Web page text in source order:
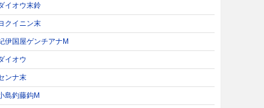
イオウ末鈴
クイニン末
伊国屋ゲンチアナM
イオウ
ンナ末
島釣藤鈎M